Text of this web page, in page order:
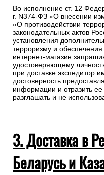
Во исполнение ст. 12
г. N374-ФЗ «О внесении
«О противодействии
законодательных актов
установления
терроризму и
интернет-магазин
удостоверяющему
при доставке экспедитор
достоверность
информации и отразить
разглашать и не
3. Доставка в
Беларусь и